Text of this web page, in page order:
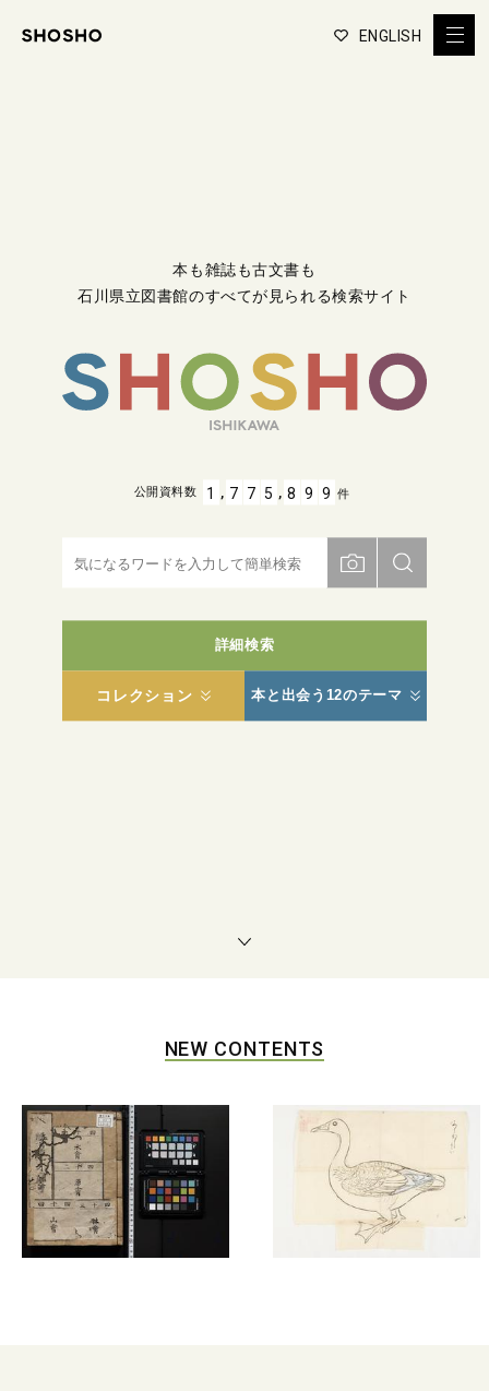
ENGLISH
本も雑誌も古文書も
石川県立図書館のすべてが見られる検索サイト
詳細検索
コレクション 本と出会う12のテーマ
公開資料数 1 , 7 7 5 , 8 9 9 件
NEW CONTENTS